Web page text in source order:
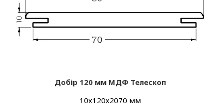
Добір 120 мм МДФ Телескоп
10х120х2070 мм